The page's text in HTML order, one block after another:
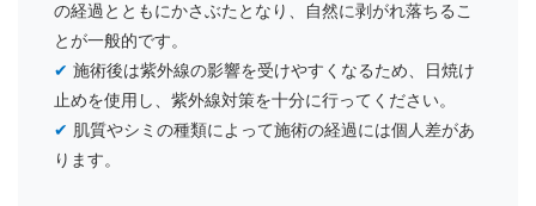
の経過とともにかさぶたとなり、自然に剥がれ落ちるこ
とが一般的です。
✔ 施術後は紫外線の影響を受けやすくなるため、日焼け
止めを使用し、紫外線対策を十分に行ってください。
✔ 肌質やシミの種類によって施術の経過には個人差があ
ります。